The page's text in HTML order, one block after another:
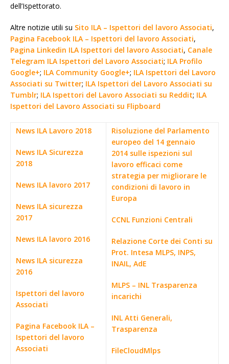
dell’Ispettorato.
Altre notizie utili su Sito ILA – Ispettori del lavoro Associati,
Pagina Facebook ILA – Ispettori del lavoro Associati,
Pagina Linkedin ILA Ispettori del lavoro Associati, Canale
Telegram ILA Ispettori del Lavoro Associati; ILA Profilo
Google+; ILA Community Google+; ILA Ispettori del Lavoro
Associati su Twitter; ILA Ispettori del Lavoro Associati su
Tumblr; ILA Ispettori del Lavoro Associati su Reddit; ILA
Ispettori del Lavoro Associati su Flipboard
News ILA Lavoro 2018
News ILA Sicurezza
2018
News ILA lavoro 2017
News ILA sicurezza
2017
News ILA lavoro 2016
News ILA sicurezza
2016
Ispettori del lavoro
Associati
Pagina Facebook ILA –
Ispettori del lavoro
Associati
Risoluzione del Parlamento
europeo del 14 gennaio
2014 sulle ispezioni sul
lavoro efficaci come
strategia per migliorare le
condizioni di lavoro in
Europa
CCNL Funzioni Centrali
Relazione Corte dei Conti su
Prot. Intesa MLPS, INPS,
INAIL, AdE
MLPS – INL Trasparenza
incarichi
INL Atti Generali,
Trasparenza
FileCloudMlps